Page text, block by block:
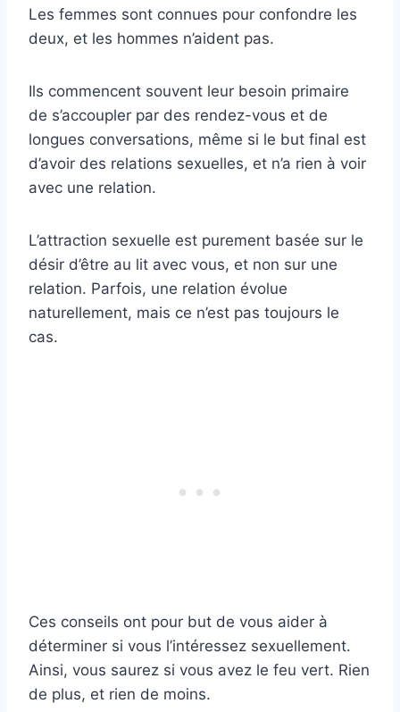
Les femmes sont connues pour confondre les
deux, et les hommes n’aident pas.
Ils commencent souvent leur besoin primaire
de s’accoupler par des rendez-vous et de
longues conversations, même si le but final est
d’avoir des relations sexuelles, et n’a rien à voir
avec une relation.
L’attraction sexuelle est purement basée sur le
désir d’être au lit avec vous, et non sur une
relation. Parfois, une relation évolue
naturellement, mais ce n’est pas toujours le
cas.
Ces conseils ont pour but de vous aider à
déterminer si vous l’intéressez sexuellement.
Ainsi, vous saurez si vous avez le feu vert. Rien
de plus, et rien de moins.